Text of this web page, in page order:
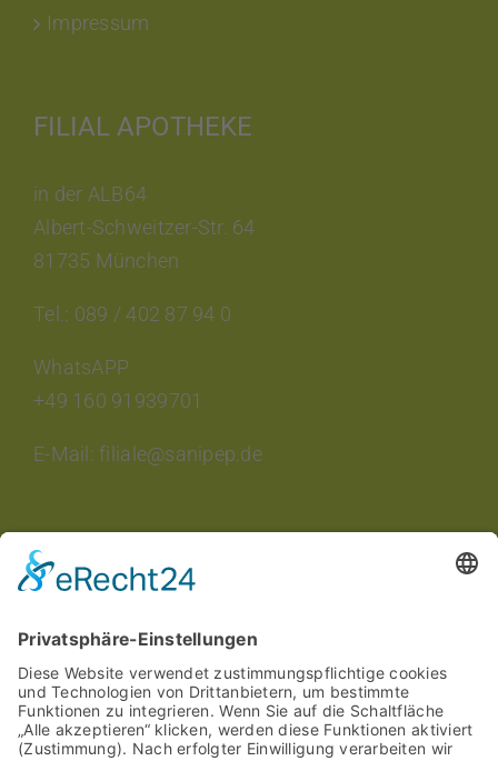
Impressum
FILIAL APOTHEKE
in der ALB64
Albert-Schweitzer-Str. 64
81735 München
Tel.: 089 / 402 87 94 0
WhatsAPP
+49 160 91939701
E-Mail: filiale@sanipep.de
INTERESSANTES
Aktuelle Angebote
Stellenangebote